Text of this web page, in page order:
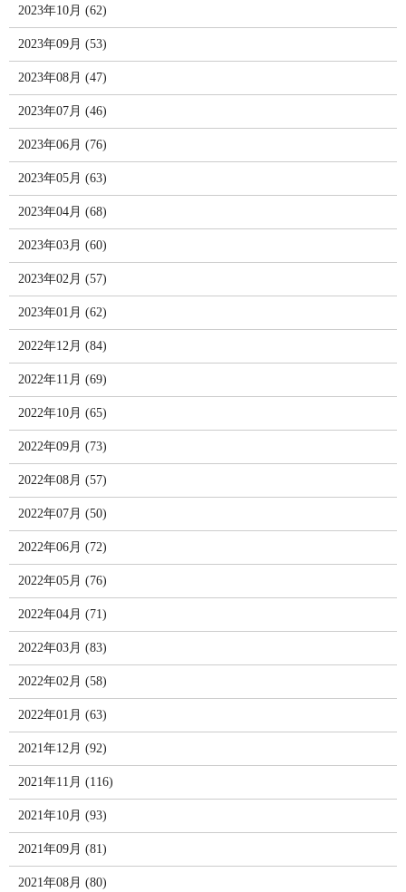
2023年10月 (62)
2023年09月 (53)
2023年08月 (47)
2023年07月 (46)
2023年06月 (76)
2023年05月 (63)
2023年04月 (68)
2023年03月 (60)
2023年02月 (57)
2023年01月 (62)
2022年12月 (84)
2022年11月 (69)
2022年10月 (65)
2022年09月 (73)
2022年08月 (57)
2022年07月 (50)
2022年06月 (72)
2022年05月 (76)
2022年04月 (71)
2022年03月 (83)
2022年02月 (58)
2022年01月 (63)
2021年12月 (92)
2021年11月 (116)
2021年10月 (93)
2021年09月 (81)
2021年08月 (80)